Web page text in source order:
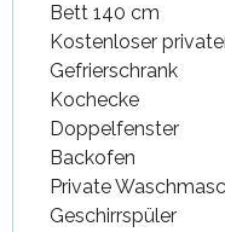
Bett 140 cm
Kostenloser
Gefrierschrank
Kochecke
Doppelfenster
Backofen
Private
Geschirrspüler